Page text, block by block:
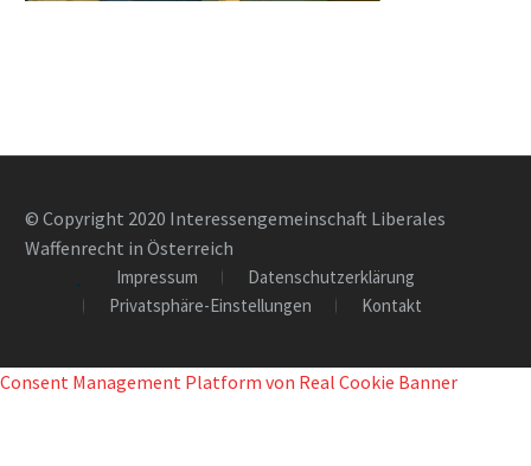
© Copyright 2020 Interessengemeinschaft Liberales
Waffenrecht in Österreich
Impressum
Datenschutzerklärung
Privatsphäre-Einstellungen
Kontakt
Consent Management Platform von Real Cookie Banner